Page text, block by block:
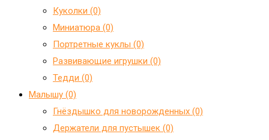
Куколки (0)
Миниатюра (0)
Портретные куклы (0)
Развивающие игрушки (0)
Тедди (0)
Малышу (0)
Гнёздышко для новорожденных (0)
Держатели для пустышек (0)